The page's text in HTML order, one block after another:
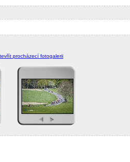
procházecí fotogalerii